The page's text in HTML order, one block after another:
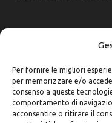
Per fornire le migliori
per memorizzare e/o
consenso a queste
comportamento di
acconsentire o ritirare il
Iscriviti alla
Nome e Cognome